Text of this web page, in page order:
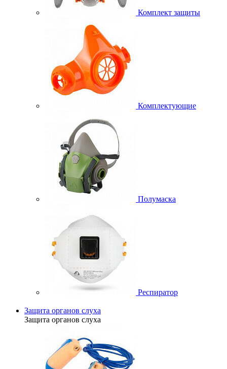
Комплект защиты
Комплектующие
Полумаска
Респиратор
Защита органов слуха
Защита органов слуха